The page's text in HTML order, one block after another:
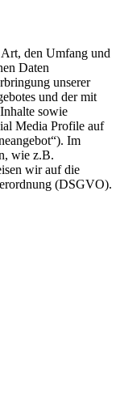
den Umfang und
Daten
unserer
und der mit
sowie
Media Profile auf
Im
wie z.B.
wir auf die
(DSGVO).